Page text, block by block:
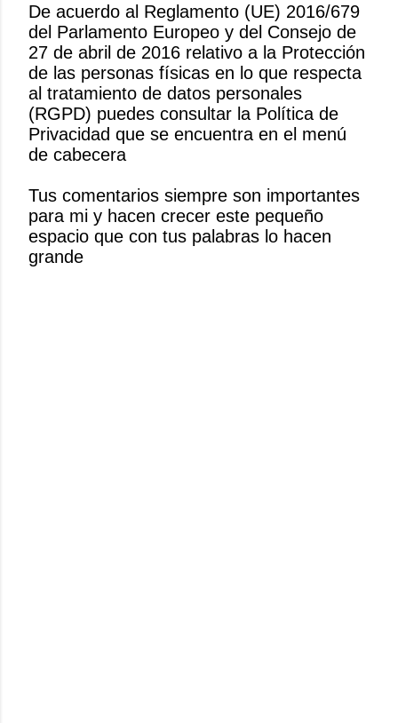
P
u
b
l
i
c
a
u
n
c
o
De acuerdo al Reglamento (UE) 2016/679
del Parlamento Europeo y del Consejo de
27 de abril de 2016 relativo a la Protección
de las personas físicas en lo que respecta
al tratamiento de datos personales
(RGPD) puedes consultar la Política de
Privacidad que se encuentra en el menú
de cabecera
Tus comentarios siempre son importantes
para mi y hacen crecer este pequeño
espacio que con tus palabras lo hacen
grande